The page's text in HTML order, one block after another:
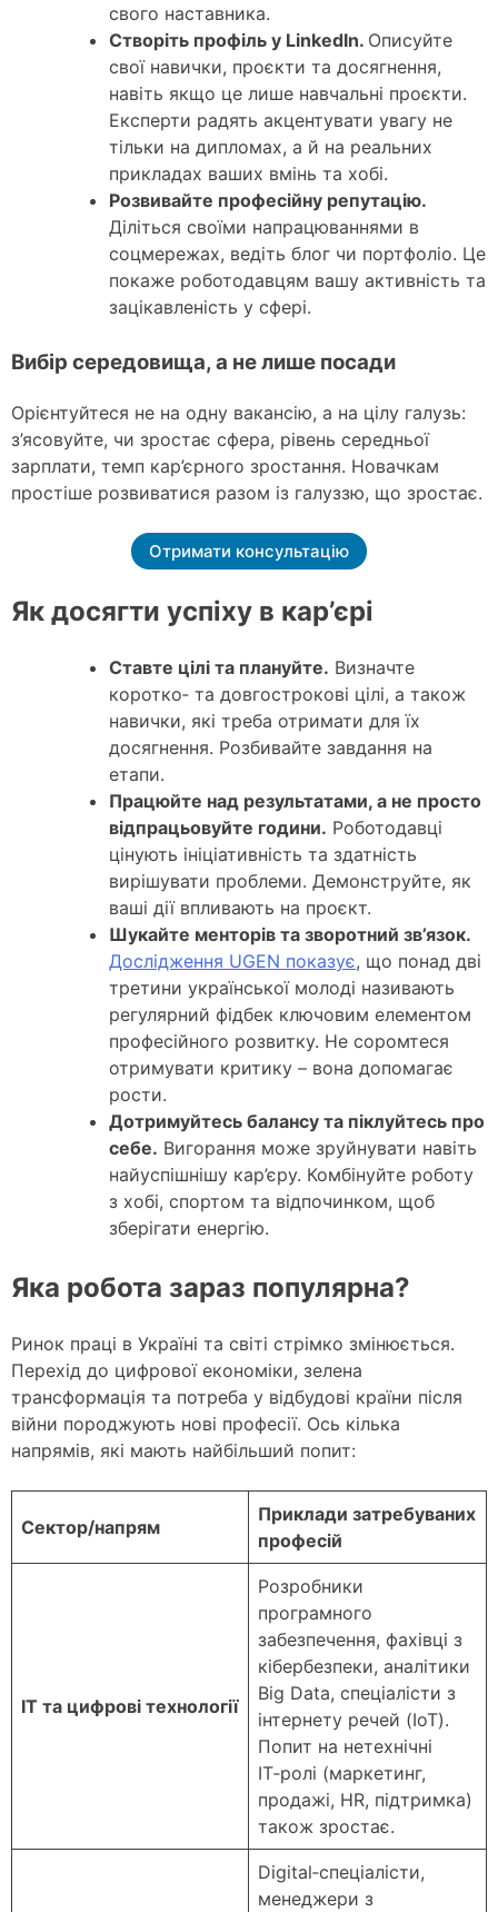
свого наставника.
Створіть профіль у LinkedIn. Описуйте
свої навички, проєкти та досягнення,
навіть якщо це лише навчальні проєкти.
Експерти радять акцентувати увагу не
тільки на дипломах, а й на реальних
прикладах ваших вмінь та хобі.
Розвивайте професійну репутацію.
Діліться своїми напрацюваннями в
соцмережах, ведіть блог чи портфоліо. Це
покаже роботодавцям вашу активність та
зацікавленість у сфері.
Вибір середовища, а не лише посади
Орієнтуйтеся не на одну вакансію, а на цілу галузь:
з’ясовуйте, чи зростає сфера, рівень середньої
зарплати, темп кар’єрного зростання. Новачкам
простіше розвиватися разом із галуззю, що зростає.
Отримати консультацію
Як досягти успіху в кар’єрі
Ставте цілі та плануйте. Визначте
коротко‑ та довгострокові цілі, а також
навички, які треба отримати для їх
досягнення. Розбивайте завдання на
етапи.
Працюйте над результатами, а не просто
відпрацьовуйте години. Роботодавці
цінують ініціативність та здатність
вирішувати проблеми. Демонструйте, як
ваші дії впливають на проєкт.
Шукайте менторів та зворотний зв’язок.
Дослідження UGEN показує, що понад дві
третини української молоді називають
регулярний фідбек ключовим елементом
професійного розвитку. Не соромтеся
отримувати критику – вона допомагає
рости.
Дотримуйтесь балансу та піклуйтесь про
себе. Вигорання може зруйнувати навіть
найуспішнішу кар’єру. Комбінуйте роботу
з хобі, спортом та відпочинком, щоб
зберігати енергію.
Яка робота зараз популярна?
Ринок праці в Україні та світі стрімко змінюється.
Перехід до цифрової економіки, зелена
трансформація та потреба у відбудові країни після
війни породжують нові професії. Ось кілька
напрямів, які мають найбільший попит:
Сектор/напрям
Приклади затребуваних
професій
ІТ та цифрові технології
Розробники
програмного
забезпечення, фахівці з
кібербезпеки, аналітики
Big Data, спеціалісти з
інтернету речей (IoT).
Попит на нетехнічні
ІТ‑ролі (маркетинг,
продажі, HR, підтримка)
також зростає.
Digital‑спеціалісти,
менеджери з